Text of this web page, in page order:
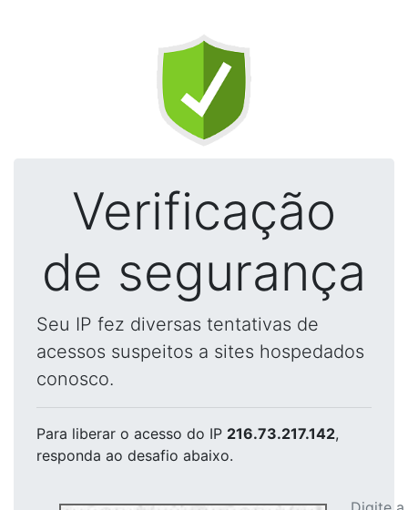
Verificação
de segurança
Seu IP fez diversas tentativas de
acessos suspeitos a sites hospedados
conosco.
Para liberar o acesso do IP 216.73.217.142,
responda ao desafio abaixo.